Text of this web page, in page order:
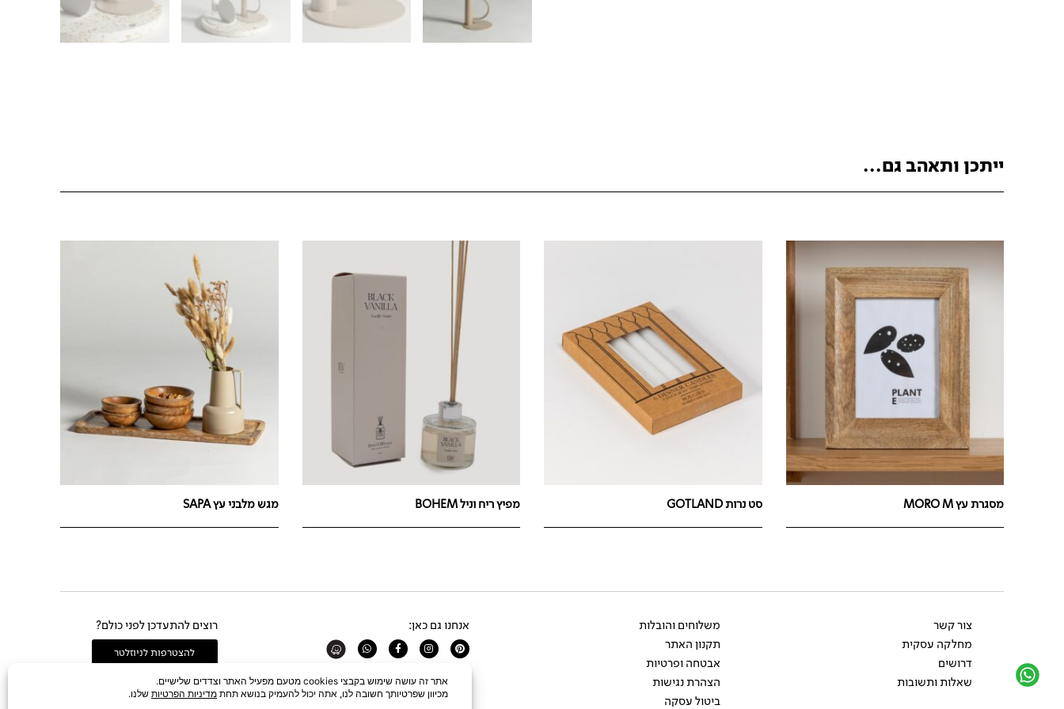
ייתכן ותאהב גם...
מסגרת עץ MORO M סט נרות GOTLAND מפיץ ריח וניל BOHEM מגש מלבני עץ SAPA
צור קשר
מחלקה עסקית
דרושים
שאלות ותשובות
משלוחים והובלות
תקנון האתר
אבטחה ופרטיות
הצהרת נגישות
ביטול עסקה
אנחנו גם כאן:
Pinterest
Instagram
Facebook-
f
Whatsapp
רוצים להתעדכן לפני כולם?
להצטרפות לניוזלטר